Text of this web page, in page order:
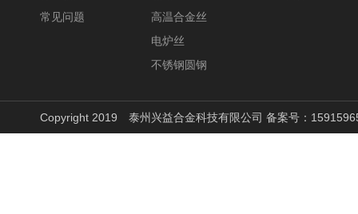
高温合金丝
常见问题
高温合金丝
电炉丝
不锈钢圆钢
Copyright 2019 泰州兴益合金科技有限公司 备案号：